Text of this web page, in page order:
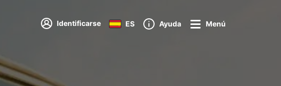
Identificarse ES Ayuda Menú